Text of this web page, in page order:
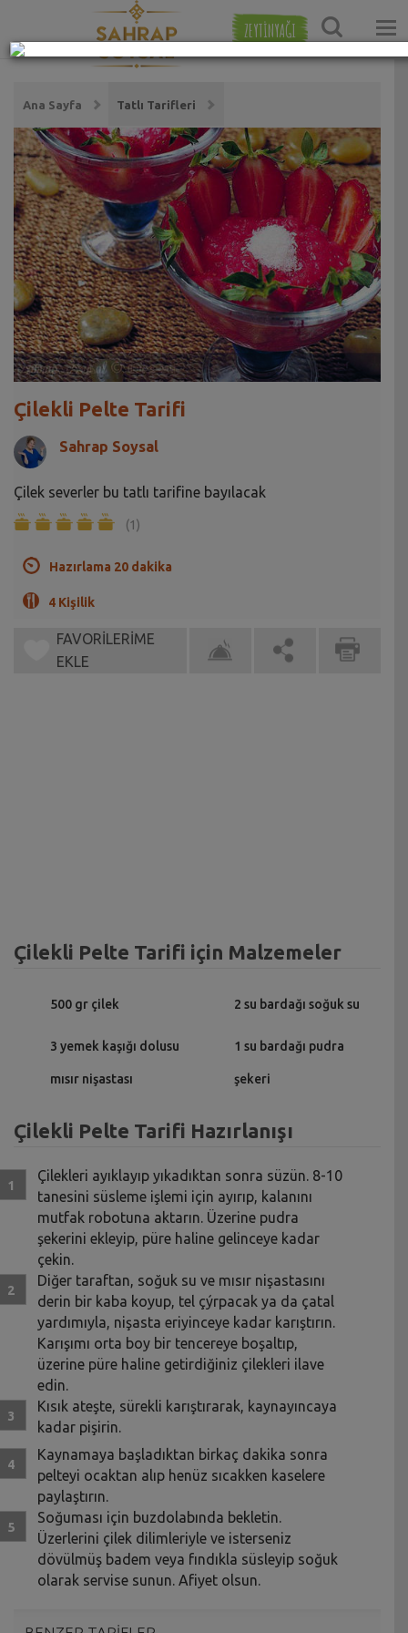
ZEYTİNYAĞI
Ana Sayfa Tatlı Tarifleri
Çilekli Pelte Tarifi
Sahrap Soysal
Çilek severler bu tatlı tarifine bayılacak
(1)
Hazırlama 20 dakika
4 Kişilik
FAVORİLERİME
EKLE
Çilekli Pelte Tarifi için Malzemeler
500 gr çilek
3 yemek kaşığı dolusu
mısır nişastası
2 su bardağı soğuk su
1 su bardağı pudra
şekeri
Çilekli Pelte Tarifi Hazırlanışı
Çilekleri ayıklayıp yıkadıktan sonra süzün. 8-10
tanesini süsleme işlemi için ayırıp, kalanını
mutfak robotuna aktarın. Üzerine pudra
şekerini ekleyip, püre haline gelinceye kadar
çekin.
Diğer taraftan, soğuk su ve mısır nişastasını
derin bir kaba koyup, tel çýrpacak ya da çatal
yardımıyla, nişasta eriyinceye kadar karıştırın.
Karışımı orta boy bir tencereye boşaltıp,
üzerine püre haline getirdiğiniz çilekleri ilave
edin.
Kısık ateşte, sürekli karıştırarak, kaynayıncaya
kadar pişirin.
Kaynamaya başladıktan birkaç dakika sonra
pelteyi ocaktan alıp henüz sıcakken kaselere
paylaştırın.
Soğuması için buzdolabında bekletin.
Üzerlerini çilek dilimleriyle ve isterseniz
dövülmüş badem veya fındıkla süsleyip soğuk
olarak servise sunun. Afiyet olsun.